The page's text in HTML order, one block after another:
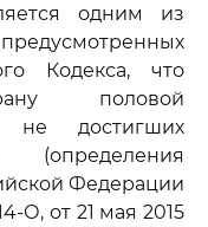
одним из
Кодекса, что
половой
не достигших
(определения
Федерации
О, от 21 мая 2015